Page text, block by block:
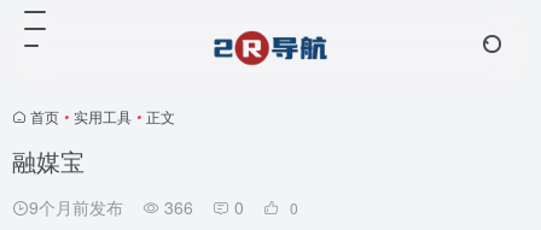
首页 • 实用工具 • 正文
融媒宝
9个月前发布 366 0 0